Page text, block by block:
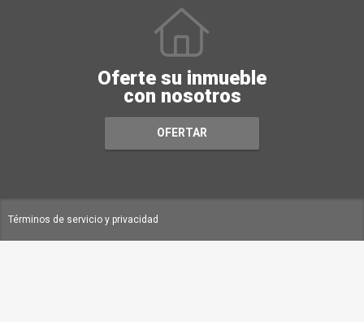
Oferte su inmueble
con nosotros
OFERTAR
Términos de servicio y privacidad